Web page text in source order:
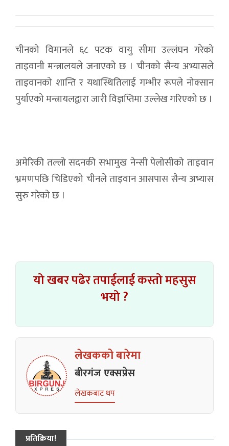
चीनको विमानले ६८ पटक वायु सीमा उल्लंघन गरेको
ताइवानी मन्त्रालयले जनाएको छ । चीनको सैन्य अभ्यासले
ताइवानको शान्ति र यथास्थितिलाई गम्भीर रूपले नोक्सान
पुर्याएको मन्त्रायलद्वारा जारी विज्ञप्तिमा उल्लेख गरिएको छ ।
अमेरिकी तल्लो सदनकी सभामुख नेन्सी पेलोसीको ताइवान
भ्रमणपछि चिडिएको चीनले ताइवान आसपास सैन्य अभ्यास
सुरु गरेको छ ।
यो खबर पढेर तपाईलाई कस्तो महसुस
भयो ?
लेखकको बारेमा
बीरगंज एक्सप्रेस
लेखकबाट थप
प्रतिक्रिया!